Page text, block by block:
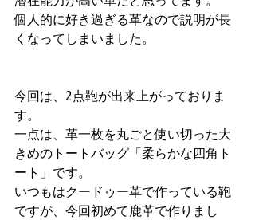
個人的に好き過ぎる革なので説明が長
くなってしまいました。
今回は、2点鞄が出来上がっておりま
す。
一点は、革一枚を丸ごと使い切った大
きめのトートバッグ「柔らかな四角ト
ート」です。
いつもはクードゥー革で作っている鞄
ですが、今回初めて鹿革で作りまし